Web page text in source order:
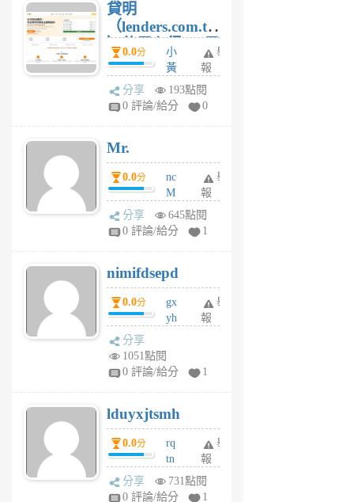
貸明
（lenders.com.tw
）使用心得 — 民
間貸款比較平台
體驗
0.0分
小
黃
蜂
1
舉
報
分享
193點閱
0 評論/給分
0
Mr.
0.0分
nc
M
U
F
U
5
個
月
舉
報
分享
645點閱
0 評論/給分
1
nimifdsepd
0.0分
gx
yh
jl
月
前
舉
報
分享
1051點閱
0 評論/給分
1
lduyxjtsmh
0.0分
rq
tn
jt
gl
舉
報
分享
731點閱
0 評論/給分
1